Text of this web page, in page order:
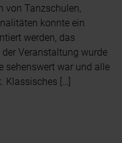
von Tanzschulen,
konnte ein
werden, das
Veranstaltung wurde
sehenswert war und alle
Klassisches […]